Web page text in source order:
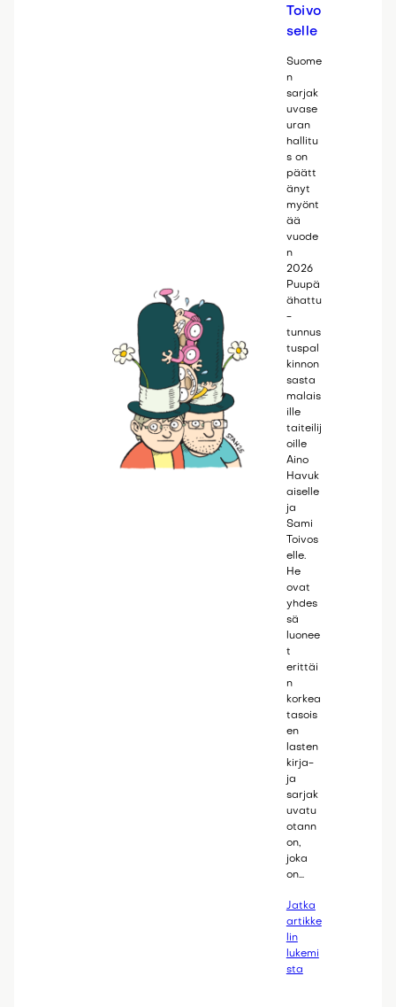
Toivo
selle
Suome
n
sarjak
uvase
uran
hallitu
s on
päätt
änyt
myönt
ää
vuode
n
2026
Puupä
ähattu
-
tunnus
tuspal
kinnon
sasta
malais
ille
taiteilij
oille
Aino
Havuk
aiselle
ja
Sami
Toivos
elle.
He
ovat
yhdes
sä
luonee
t
erittäi
n
korkea
tasois
en
lasten
kirja-
ja
sarjak
uvatu
otann
on,
joka
on…
Jatka
artikke
lin
lukemi
sta